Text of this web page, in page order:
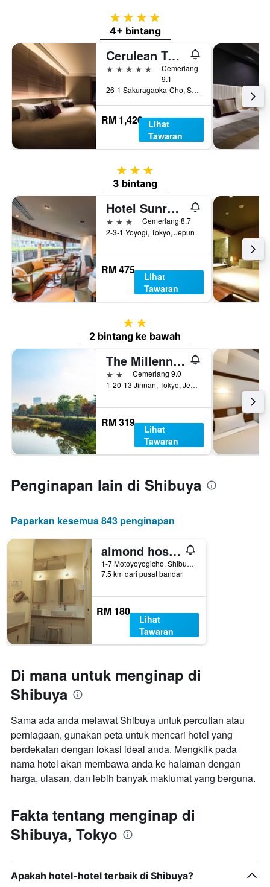
4 bintang
4+ bintang
Cerulean Tower Tokyu Hotel, A Pan Pacific Partner Hotel
5 bintang
Cemerlang
9.1
26-1 Sakuragaoka-Cho, Shibuya-ku, Tokyo, Jepun
RM 1,420 Lihat
Tawaran
3 bintang
3 bintang
Hotel Sunroute Plaza Shinjuku
3 bintangCemerlang 8.7
2-3-1 Yoyogi, Tokyo, Jepun
RM 475
Lihat
Tawaran
2 bintang
2 bintang ke bawah
The Millennials Shibuya
2 bintangCemerlang 9.0
1-20-13 Jinnan, Tokyo, Jepun
RM 319
Lihat
Tawaran
Penginapan lain di Shibuya
Paparkan kesemua 843 penginapan
almond hostel & cafe Shibuya
1-7 Motoyoyogicho, Shibuya, Tokyo, Jepun
7.5 km dari pusat bandar
RM 180
Lihat
Tawaran
Di mana untuk menginap di
Shibuya
Sama ada anda melawat Shibuya untuk percutian atau
perniagaan, gunakan peta untuk mencari hotel yang
berdekatan dengan lokasi ideal anda. Mengklik pada
nama hotel akan membawa anda ke halaman dengan
harga, ulasan, dan lebih banyak maklumat yang berguna.
Fakta tentang menginap di
Shibuya, Tokyo
Apakah hotel-hotel terbaik di Shibuya?